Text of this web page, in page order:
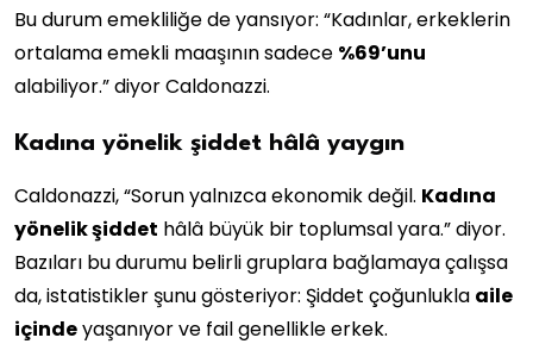
Bu durum emekliliğe de yansıyor: “Kadınlar, erkeklerin
ortalama emekli maaşının sadece %69’unu
alabiliyor.” diyor Caldonazzi.
Kadına yönelik şiddet hâlâ yaygın
Caldonazzi, “Sorun yalnızca ekonomik değil. Kadına
yönelik şiddet hâlâ büyük bir toplumsal yara.” diyor.
Bazıları bu durumu belirli gruplara bağlamaya çalışsa
da, istatistikler şunu gösteriyor: Şiddet çoğunlukla aile
içindeyaşanıyor ve fail genellikle erkek.